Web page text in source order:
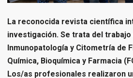
La reconocida revista científica
investigación. Se trata del
Inmunopatología y Citometría de
Química, Bioquímica y Farmacia
Los/as profesionales realizaron